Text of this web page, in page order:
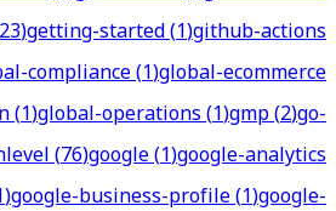
23)getting-started(1)github-actions
compliance(1)global-ecommerce
(1)global-operations(1)gmp(2)go-
(76)google(1)google-analytics
)google-business-profile(1)google-